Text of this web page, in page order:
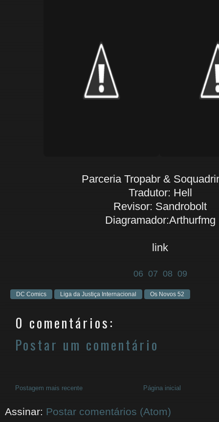
Parceria Tropabr &
Tradutor: Hell
Revisor: Sandrobolt
Diagramador:Arthurfmg
link
06 07 08 09
DC Comics Liga da Justiça Internacional Os Novos 52
0 comentários:
Postar um comentário
Postagem mais recente Página inicial
Assinar: Postar comentários (Atom)